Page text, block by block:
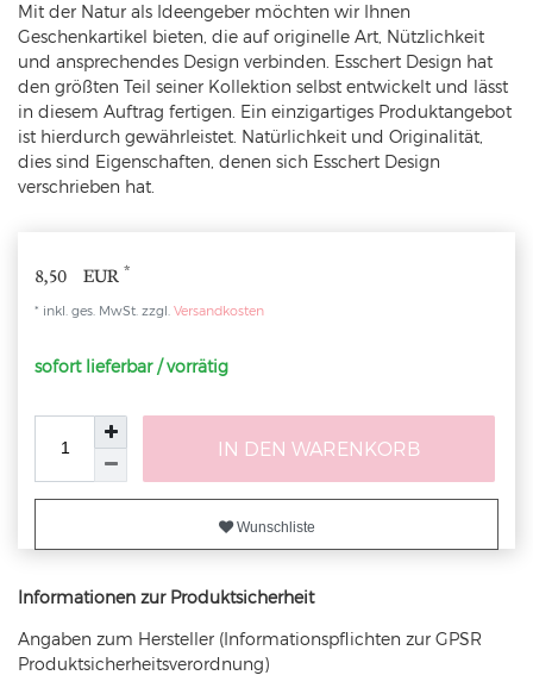
Mit der Natur als Ideengeber möchten wir Ihnen
Geschenkartikel bieten, die auf originelle Art, Nützlichkeit
und ansprechendes Design verbinden. Esschert Design hat
den größten Teil seiner Kollektion selbst entwickelt und lässt
in diesem Auftrag fertigen. Ein einzigartiges Produktangebot
ist hierdurch gewährleistet. Natürlichkeit und Originalität,
dies sind Eigenschaften, denen sich Esschert Design
verschrieben hat.
8,50 EUR *
* inkl. ges. MwSt. zzgl. Versandkosten
sofort lieferbar / vorrätig
IN DEN WARENKORB
Wunschliste
Informationen zur Produktsicherheit
Angaben zum Hersteller (Informationspflichten zur GPSR
Produktsicherheitsverordnung)